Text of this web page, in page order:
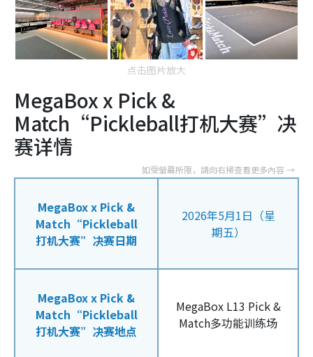
点击图片放大
MegaBox x Pick &
Match“Pickleball打机大赛”决
赛详情
MegaBox x Pick &
Match“Pickleball
打机大赛”决赛日期
2026年5月1日（星
期五）
MegaBox x Pick &
Match“Pickleball
打机大赛”决赛地点
MegaBox L13 Pick &
Match多功能训练场